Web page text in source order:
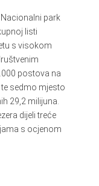
park
listi
s visokom
postova na
sedmo mjesto
29,2 milijuna.
dijeli treće
s ocjenom